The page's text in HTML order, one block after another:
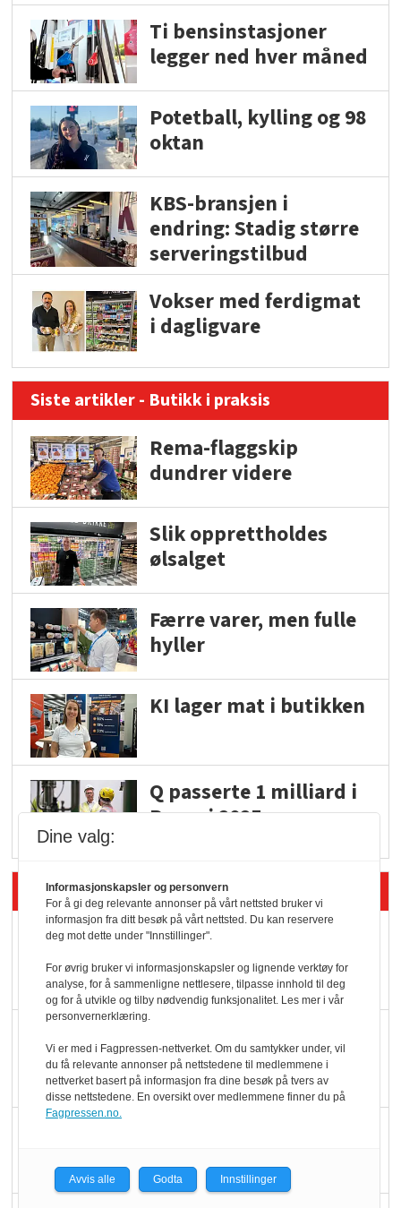
Ti bensinstasjoner
legger ned hver måned
Potetball, kylling og 98
oktan
KBS-bransjen i
endring: Stadig større
serveringstilbud
Vokser med ferdigmat
i dagligvare
Siste artikler - Butikk i praksis
Rema-flaggskip
dundrer videre
Slik opprettholdes
ølsalget
Færre varer, men fulle
hyller
KI lager mat i butikken
Q passerte 1 milliard i
Rema i 2025
Siste artikler - Økologisk
Kolonihagens norske
yoghurt: Trues av
melkemangel
Marit Kolby vant
Økologisk Norge sin
hederspris
økologisk i butikkhylla
Dine valg:
Informasjonskapsler og personvern
For å gi deg relevante annonser på vårt nettsted bruker vi
informasjon fra ditt besøk på vårt nettsted. Du kan reservere
deg mot dette under "Innstillinger".
For øvrig bruker vi informasjonskapsler og lignende verktøy for
analyse, for å sammenligne nettlesere, tilpasse innhold til deg
og for å utvikle og tilby nødvendig funksjonalitet. Les mer i vår
personvernerklæring.
Vi er med i Fagpressen-nettverket. Om du samtykker under, vil
du få relevante annonser på nettstedene til medlemmene i
nettverket basert på informasjon fra dine besøk på tvers av
disse nettstedene. En oversikt over medlemmene finner du på
Fagpressen.no.
Avvis alle Godta Innstillinger